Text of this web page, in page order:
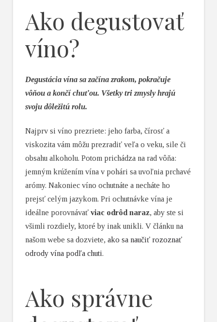
Ako degustovať
víno?
Degustácia vína sa začína zrakom, pokračuje
vôňou a končí chuťou. Všetky tri zmysly hrajú
svoju dôležitú rolu.
Najprv si víno prezriete: jeho farba, čírosť a
viskozita vám môžu prezradiť veľa o veku, sile či
obsahu alkoholu. Potom prichádza na rad vôňa:
jemným krúžením vína v pohári sa uvoľnia prchavé
arómy. Nakoniec víno ochutnáte a necháte ho
prejsť celým jazykom. Pri ochutnávke vína je
ideálne porovnávať viac odrôd naraz, aby ste si
všimli rozdiely, ktoré by inak unikli. V článku na
našom webe sa dozviete, ako sa naučiť rozoznať
odrody vína podľa chuti.
Ako správne